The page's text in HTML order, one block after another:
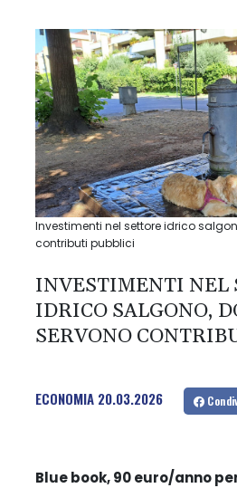
Investimenti nel settore idrico
contributi pubblici
INVESTIMENTI NEL
IDRICO SALGONO,
SERVONO
ECONOMIA 20.03.2026
Blue book, 90 euro/anno